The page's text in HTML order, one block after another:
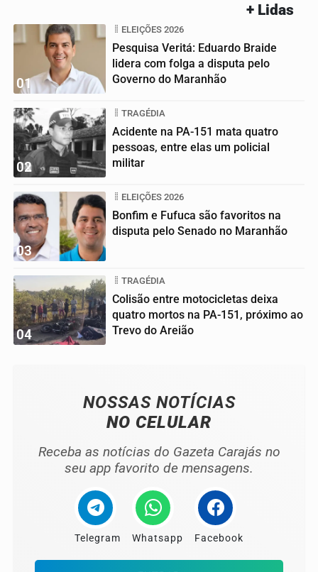
+ Lidas
01
ELEIÇÕES 2026
Pesquisa Veritá: Eduardo Braide
lidera com folga a disputa pelo
Governo do Maranhão
02
TRAGÉDIA
Acidente na PA-151 mata quatro
pessoas, entre elas um policial
militar
03
ELEIÇÕES 2026
Bonfim e Fufuca são favoritos na
disputa pelo Senado no Maranhão
04
TRAGÉDIA
Colisão entre motocicletas deixa
quatro mortos na PA-151, próximo ao
Trevo do Areião
NOSSAS NOTÍCIAS
NO CELULAR
Receba as notícias do Gazeta Carajás no
seu app favorito de mensagens.
Telegram Whatsapp Facebook